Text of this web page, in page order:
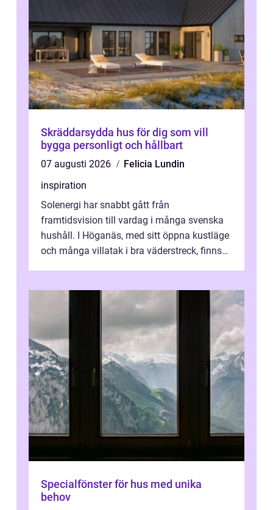
Skräddarsydda hus för dig som vill
bygga personligt och hållbart
07 augusti 2026
Felicia Lundin
inspiration
Solenergi har snabbt gått från
framtidsvision till vardag i många svenska
hushåll. I Höganäs, med sitt öppna kustläge
och många villatak i bra väderstreck, finns
Specialfönster för hus med unika
behov